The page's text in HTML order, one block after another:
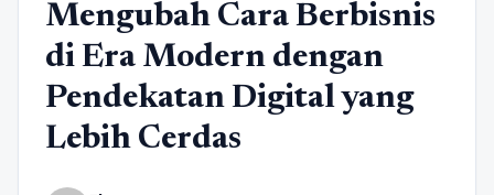
Mengubah Cara Berbisnis
di Era Modern dengan
Pendekatan Digital yang
Lebih Cerdas